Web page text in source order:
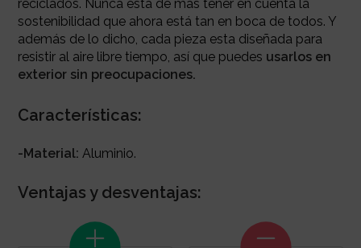
reciclados. Nunca está de más tener en cuenta la
sostenibilidad que ahora está tan en boca de todos. Y
además de lo dicho, cada pieza esta diseñada para
resistir al aire libre tiempo, así que puedes usarlos en
exterior sin preocupaciones.
Características:
-Material: Aluminio.
Ventajas y desventajas: